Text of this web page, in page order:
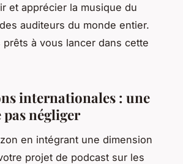
et apprécier la musique du
auditeurs du monde entier.
à vous lancer dans cette
internationales : une
pas négliger
en intégrant une dimension
projet de podcast sur les